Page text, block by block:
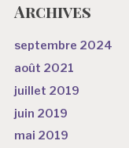
Archives
septembre 2024
août 2021
juillet 2019
juin 2019
mai 2019